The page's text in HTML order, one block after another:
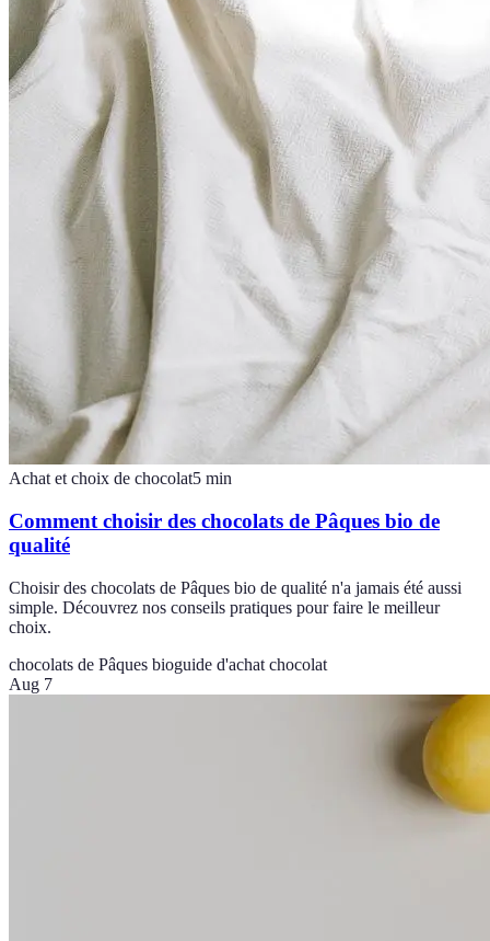
Achat et choix de chocolat5 min
Comment choisir des chocolats de Pâques bio de
qualité
Choisir des chocolats de Pâques bio de qualité n'a jamais été aussi
simple. Découvrez nos conseils pratiques pour faire le meilleur
choix.
chocolats de Pâques bioguide d'achat chocolat
Aug 7